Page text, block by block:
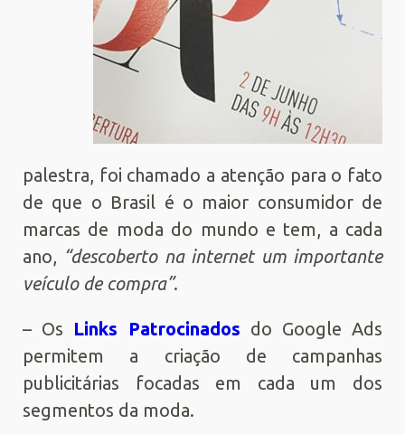
palestra, foi chamado a atenção para o fato
de que o Brasil é o maior consumidor de
marcas de moda do mundo e tem, a cada
ano, “descoberto na internet um importante
veículo de compra”.
– Os Links Patrocinados do Google Ads
permitem a criação de campanhas
publicitárias focadas em cada um dos
segmentos da moda.